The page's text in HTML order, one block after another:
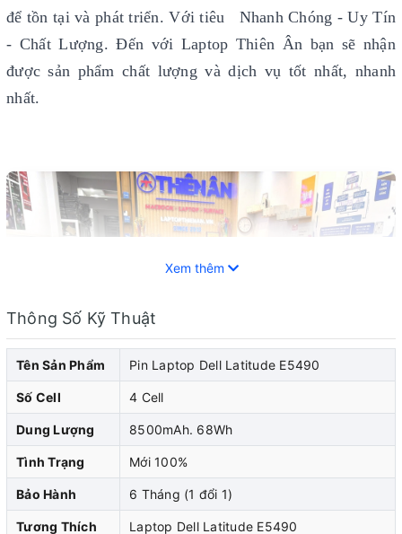
để tồn tại và phát triển. Với tiêu Nhanh Chóng - Uy Tín
- Chất Lượng. Đến với Laptop Thiên Ân bạn sẽ nhận
được sản phẩm chất lượng và dịch vụ tốt nhất, nhanh
nhất.
Pin laptop Dell đóng vai trò quan trọng trong việc cung
Xem thêm
Thông Số Kỹ Thuật
Tên Sản Phẩm Pin Laptop Dell Latitude E5490
Số Cell 4 Cell
Dung Lượng 8500mAh. 68Wh
Tình Trạng Mới 100%
Bảo Hành 6 Tháng (1 đổi 1)
Tương Thích Laptop Dell Latitude E5490